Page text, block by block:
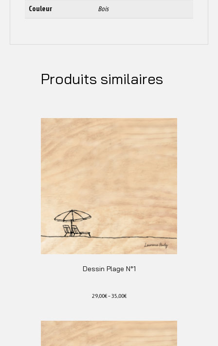
Couleur Bois
Produits similaires
Dessin Plage N°1
29,00€–35,00€